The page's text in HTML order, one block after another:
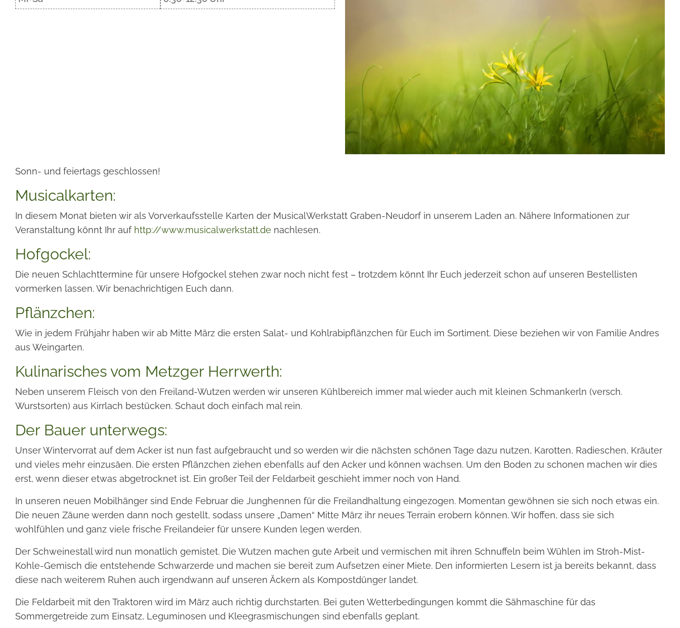
Sonn- und feiertags geschlossen!
Musicalkarten:
In diesem Monat bieten wir als Vorverkaufsstelle Karten der MusicalWerkstatt Graben-Neudorf in unserem Laden an. Nähere Informationen zur
Veranstaltung könnt Ihr auf http://www.musicalwerkstatt.de nachlesen.
Hofgockel:
Die neuen Schlachttermine für unsere Hofgockel stehen zwar noch nicht fest – trotzdem könnt Ihr Euch jederzeit schon auf unseren Bestellisten
vormerken lassen. Wir benachrichtigen Euch dann.
Pflänzchen:
Wie in jedem Frühjahr haben wir ab Mitte März die ersten Salat- und Kohlrabipflänzchen für Euch im Sortiment. Diese beziehen wir von Familie Andres
aus Weingarten.
Kulinarisches vom Metzger Herrwerth:
Neben unserem Fleisch von den Freiland-Wutzen werden wir unseren Kühlbereich immer mal wieder auch mit kleinen Schmankerln (versch.
Wurstsorten) aus Kirrlach bestücken. Schaut doch einfach mal rein.
Der Bauer unterwegs:
Unser Wintervorrat auf dem Acker ist nun fast aufgebraucht und so werden wir die nächsten schönen Tage dazu nutzen, Karotten, Radieschen, Kräuter
und vieles mehr einzusäen. Die ersten Pflänzchen ziehen ebenfalls auf den Acker und können wachsen. Um den Boden zu schonen machen wir dies
erst, wenn dieser etwas abgetrocknet ist. Ein großer Teil der Feldarbeit geschieht immer noch von Hand.
In unseren neuen Mobilhänger sind Ende Februar die Junghennen für die Freilandhaltung eingezogen. Momentan gewöhnen sie sich noch etwas ein.
Die neuen Zäune werden dann noch gestellt, sodass unsere „Damen“ Mitte März ihr neues Terrain erobern können. Wir hoffen, dass sie sich
wohlfühlen und ganz viele frische Freilandeier für unsere Kunden legen werden.
Der Schweinestall wird nun monatlich gemistet. Die Wutzen machen gute Arbeit und vermischen mit ihren Schnuffeln beim Wühlen im Stroh-Mist-
Kohle-Gemisch die entstehende Schwarzerde und machen sie bereit zum Aufsetzen einer Miete. Den informierten Lesern ist ja bereits bekannt, dass
diese nach weiterem Ruhen auch irgendwann auf unseren Äckern als Kompostdünger landet.
Die Feldarbeit mit den Traktoren wird im März auch richtig durchstarten. Bei guten Wetterbedingungen kommt die Sähmaschine für das
Sommergetreide zum Einsatz, Leguminosen und Kleegrasmischungen sind ebenfalls geplant.